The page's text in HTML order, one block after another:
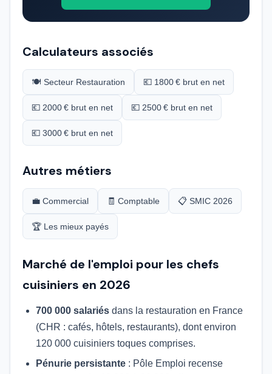
Calculateurs associés
🍽️ Secteur Restauration 💶 1800 € brut en net
💶 2000 € brut en net 💶 2500 € brut en net
💶 3000 € brut en net
Autres métiers
💼 Commercial 🧾 Comptable 📋 SMIC 2026
🏆 Les mieux payés
Marché de l'emploi pour les chefs
cuisiniers en 2026
700 000 salariés dans la restauration en France
(CHR : cafés, hôtels, restaurants), dont environ
120 000 cuisiniers toques comprises.
Pénurie persistante : Pôle Emploi recense